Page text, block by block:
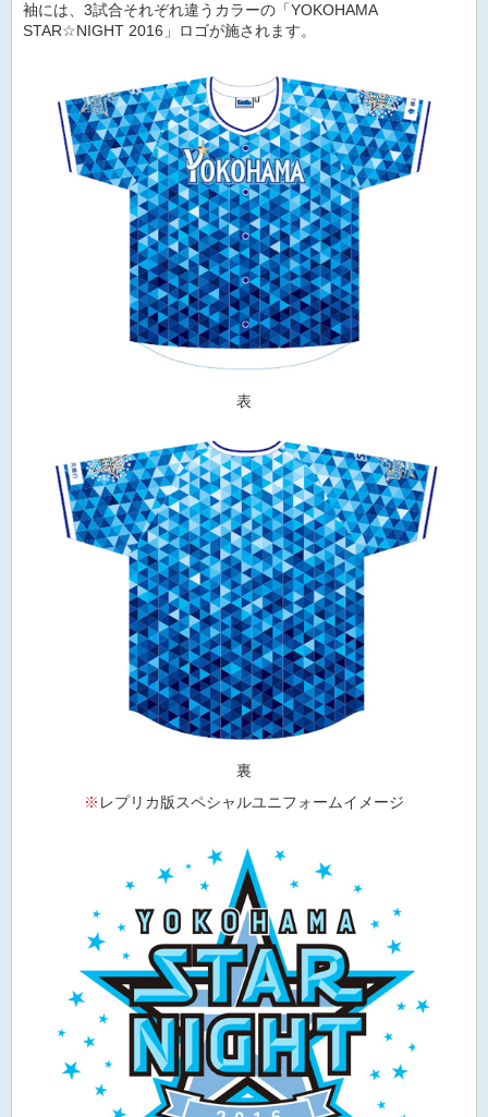
袖には、3試合それぞれ違うカラーの「YOKOHAMA
STAR☆NIGHT 2016」ロゴが施されます。
表
裏
※ レプリカ版スペシャルユニフォームイメージ